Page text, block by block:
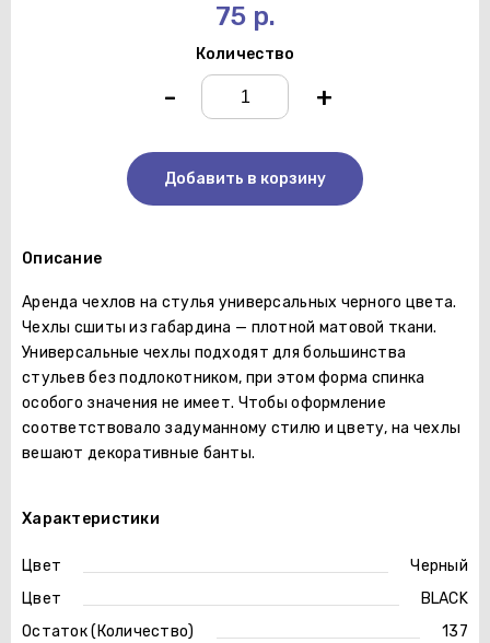
75 р.
Количество
- +
Добавить в корзину
Описание
Аренда чехлов на стулья универсальных черного цвета.
Чехлы сшиты из габардина — плотной матовой ткани.
Универсальные чехлы подходят для большинства
стульев без подлокотником, при этом форма спинка
особого значения не имеет. Чтобы оформление
соответствовало задуманному стилю и цвету, на чехлы
вешают декоративные банты.
Характеристики
Цвет
Черный
Цвет
BLACK
Остаток (Количество)
137